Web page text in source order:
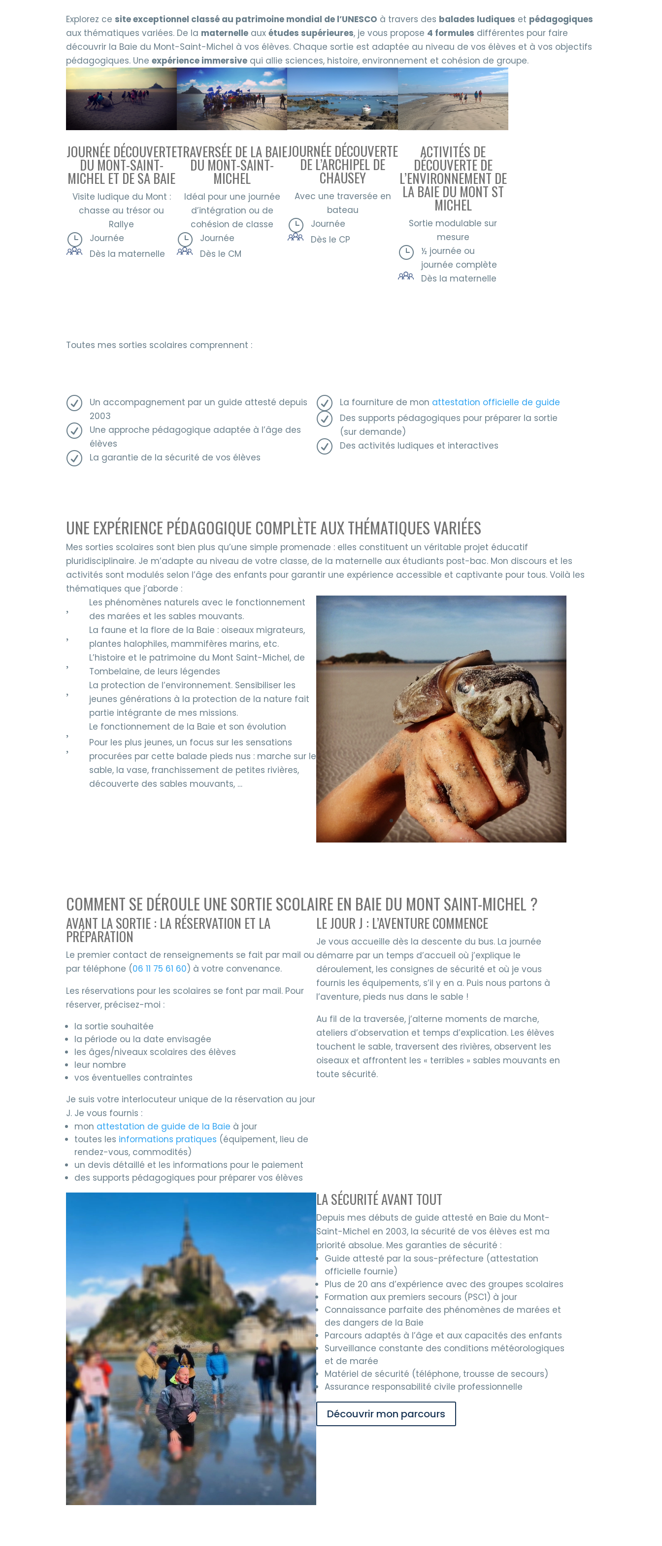
Explorez ce site exceptionnel classé au patrimoine mondial de l’UNESCO à travers des balades ludiques et pédagogiques
aux thématiques variées. De la maternelle auxétudes supérieures, je vous propose 4 formules différentes pour faire
découvrir la Baie du Mont-Saint-Michel à vos élèves. Chaque sortie est adaptée au niveau de vos élèves et à vos objectifs
pédagogiques. Uneexpérience immersive qui allie sciences, histoire, environnement et cohésion de groupe.
JOURNÉE DÉCOUVERTE
DU MONT-SAINT-
MICHEL ET DE SA BAIE
Visite ludique du Mont :
chasse au trésor ou
Rallye
}
Journée
Dès la maternelle
TRAVERSÉE DE LA BAIE
DU MONT-SAINT-
MICHEL
Idéal pour une journée
d’intégration ou de
cohésion de classe
}
Journée
Dès le CM
JOURNÉE DÉCOUVERTE
DE L’ARCHIPEL DE
CHAUSEY
Avec une traversée en
bateau
}
Journée
Dès le CP
ACTIVITÉS DE
DÉCOUVERTE DE
L’ENVIRONNEMENT DE
LA BAIE DU MONT ST
MICHEL
Sortie modulable sur
mesure
}
½ journée ou
journée complète
Dès la maternelle
Toutes mes sorties scolaires comprennent :
R
Un accompagnement par un guide attesté depuis
2003
R
Une approche pédagogique adaptée à l’âge des
élèves
R La garantie de la sécurité de vos élèves
R La fourniture de mon attestation officielle de guide
R
Des supports pédagogiques pour préparer la sortie
(sur demande)
R Des activités ludiques et interactives
UNE EXPÉRIENCE PÉDAGOGIQUE COMPLÈTE AUX THÉMATIQUES VARIÉES
Mes sorties scolaires sont bien plus qu’une simple promenade : elles constituent un véritable projet éducatif
pluridisciplinaire. Je m’adapte au niveau de votre classe, de la maternelle aux étudiants post-bac. Mon discours et les
activités sont modulés selon l’âge des enfants pour garantir une expérience accessible et captivante pour tous. Voilà les
thématiques que j’aborde :
Les phénomènes naturels avec le fonctionnement
des marées et les sables mouvants.
La faune et la flore de la Baie : oiseaux migrateurs,
plantes halophiles, mammifères marins, etc.
L’histoire et le patrimoine du Mont Saint-Michel, de
Tombelaine, de leurs légendes
La protection de l’environnement. Sensibiliser les
jeunes générations à la protection de la nature fait
partie intégrante de mes missions.
Le fonctionnement de la Baie et son évolution

Pour les plus jeunes, un focus sur les sensations
procurées par cette balade pieds nus : marche sur le
sable, la vase, franchissement de petites rivières,
découverte des sables mouvants, …
COMMENT SE DÉROULE UNE SORTIE SCOLAIRE EN BAIE DU MONT SAINT-MICHEL ?
AVANT LA SORTIE : LA RÉSERVATION ET LA
PRÉPARATION
Le premier contact de renseignements se fait par mail ou
par téléphone (06 11 75 61 60) à votre convenance.
Les réservations pour les scolaires se font par mail. Pour
réserver, précisez-moi :
la sortie souhaitée
la période ou la date envisagée
les âges/niveaux scolaires des élèves
leur nombre
vos éventuelles contraintes
Je suis votre interlocuteur unique de la réservation au jour
J. Je vous fournis :
mon attestation de guide de la Baie à jour
toutes les informations pratiques (équipement, lieu de
rendez-vous, commodités)
un devis détaillé et les informations pour le paiement
des supports pédagogiques pour préparer vos élèves
LE JOUR J : L’AVENTURE COMMENCE
Je vous accueille dès la descente du bus. La journée
démarre par un temps d’accueil où j’explique le
déroulement, les consignes de sécurité et où je vous
fournis les équipements, s’il y en a. Puis nous partons à
l’aventure, pieds nus dans le sable !
Au fil de la traversée, j’alterne moments de marche,
ateliers d’observation et temps d’explication. Les élèves
touchent le sable, traversent des rivières, observent les
oiseaux et affrontent les « terribles » sables mouvants en
toute sécurité.
LA SÉCURITÉ AVANT TOUT
Depuis mes débuts de guide attesté en Baie du Mont-
Saint-Michel en 2003, la sécurité de vos élèves est ma
priorité absolue. Mes garanties de sécurité :
Guide attesté par la sous-préfecture (attestation
officielle fournie)
Plus de 20 ans d’expérience avec des groupes scolaires
Formation aux premiers secours (PSC1) à jour
Connaissance parfaite des phénomènes de marées et
des dangers de la Baie
Parcours adaptés à l’âge et aux capacités des enfants
Surveillance constante des conditions météorologiques
et de marée
Matériel de sécurité (téléphone, trousse de secours)
Assurance responsabilité civile professionnelle
Découvrir mon parcours